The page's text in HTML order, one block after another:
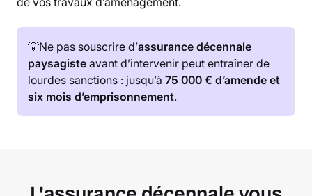
💡Ne pas souscrire d’assurance décennale
paysagiste avant d’intervenir peut entraîner de
lourdes sanctions : jusqu’à 75 000 € d’amende et
six mois d’emprisonnement.